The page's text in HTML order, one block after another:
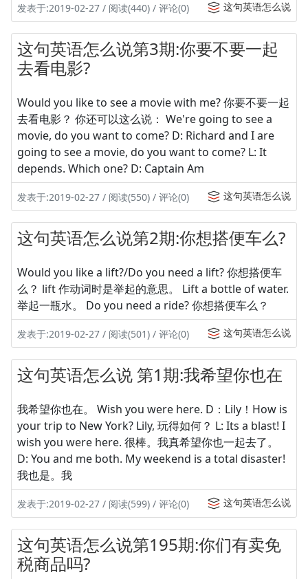
发表于:2019-02-27 / 阅读(440) / 评论(0) 这句英语怎么说
这句英语怎么说第3期:你要不要一起
去看电影?
Would you like to see a movie with me? 你要不要一起
去看电影？ 你还可以这么说： We're going to see a
movie, do you want to come? D: Richard and I are
going to see a movie, do you want to come? L: It
depends. Which one? D: Captain Am
发表于:2019-02-27 / 阅读(550) / 评论(0) 这句英语怎么说
这句英语怎么说第2期:你想搭便车么?
Would you like a lift?/Do you need a lift? 你想搭便车
么？ lift 作动词时是举起的意思。 Lift a bottle of water.
举起一瓶水。 Do you need a ride? 你想搭便车么？
发表于:2019-02-27 / 阅读(501) / 评论(0) 这句英语怎么说
这句英语怎么说 第1期:我希望你也在
我希望你也在。 Wish you were here. D：Lily！How is
your trip to New York? Lily, 玩得如何？ L: Its a blast! I
wish you were here. 很棒。我真希望你也一起去了。
D: You and me both. My weekend is a total disaster!
我也是。我
发表于:2019-02-27 / 阅读(599) / 评论(0) 这句英语怎么说
这句英语怎么说第195期:你们有卖免
税商品吗?